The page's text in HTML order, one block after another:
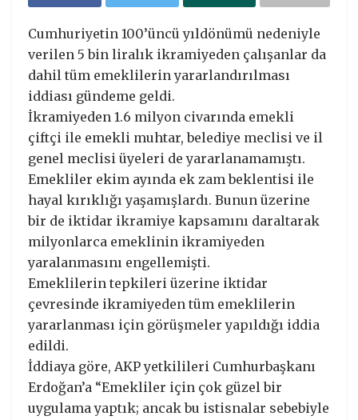
Cumhuriyetin 100’üncü yıldönümü nedeniyle
verilen 5 bin liralık ikramiyeden çalışanlar da
dahil tüm emeklilerin yararlandırılması
iddiası gündeme geldi.
İkramiyeden 1.6 milyon civarında emekli
çiftçi ile emekli muhtar, belediye meclisi ve il
genel meclisi üyeleri de yararlanamamıştı.
Emekliler ekim ayında ek zam beklentisi ile
hayal kırıklığı yaşamışlardı. Bunun üzerine
bir de iktidar ikramiye kapsamını daraltarak
milyonlarca emeklinin ikramiyeden
yaralanmasını engellemişti.
Emeklilerin tepkileri üzerine iktidar
çevresinde ikramiyeden tüm emeklilerin
yararlanması için görüşmeler yapıldığı iddia
edildi.
İddiaya göre, AKP yetkilileri Cumhurbaşkanı
Erdoğan’a “Emekliler için çok güzel bir
uygulama yaptık; ancak bu istisnalar sebebiyle